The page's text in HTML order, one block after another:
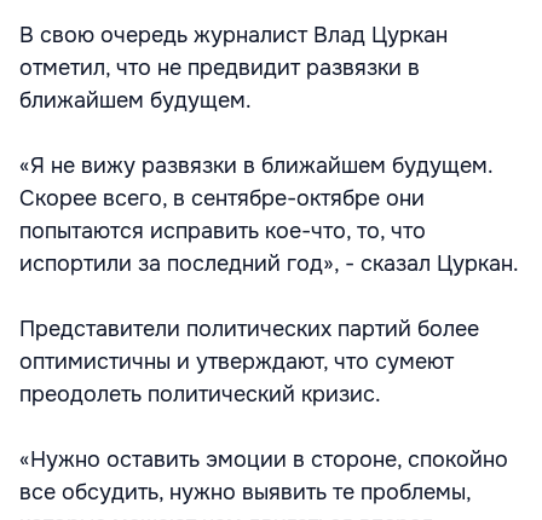
В свою очередь журналист Влад Цуркан
отметил, что не предвидит развязки в
ближайшем будущем.
«Я не вижу развязки в ближайшем будущем.
Скорее всего, в сентябре-октябре они
попытаются исправить кое-что, то, что
испортили за последний год», - сказал Цуркан.
Представители политических партий более
оптимистичны и утверждают, что сумеют
преодолеть политический кризис.
«Нужно оставить эмоции в стороне, спокойно
все обсудить, нужно выявить те проблемы,